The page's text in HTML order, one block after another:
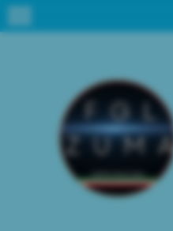
menu